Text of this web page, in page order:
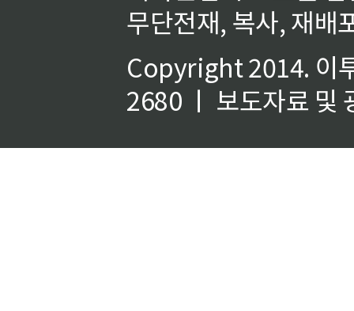
무단전재, 복사, 재배
Copyright 2014. 이
2680 ㅣ 보도자료